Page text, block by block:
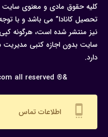
کلیه حقوق مادی و معنوی سایت
تحصیل کانادا” می باشد و با
نیز منتشر شده است، هرگونه
سایت بدون اجازه كتبی
دارد.
all reserved ®&
settings_cell اطلاعات تماس